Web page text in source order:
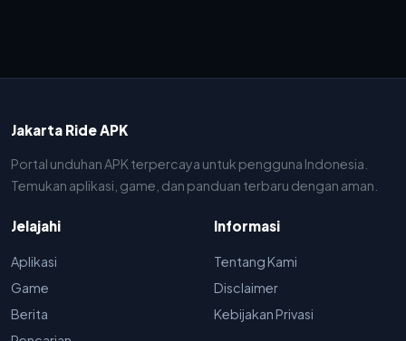
Jakarta Ride APK
Portal unduhan APK terpercaya untuk pengguna Indonesia.
Temukan aplikasi, game, dan panduan terbaru dengan aman.
Jelajahi
Aplikasi
Game
Berita
Informasi
Tentang Kami
Disclaimer
Kebijakan Privasi